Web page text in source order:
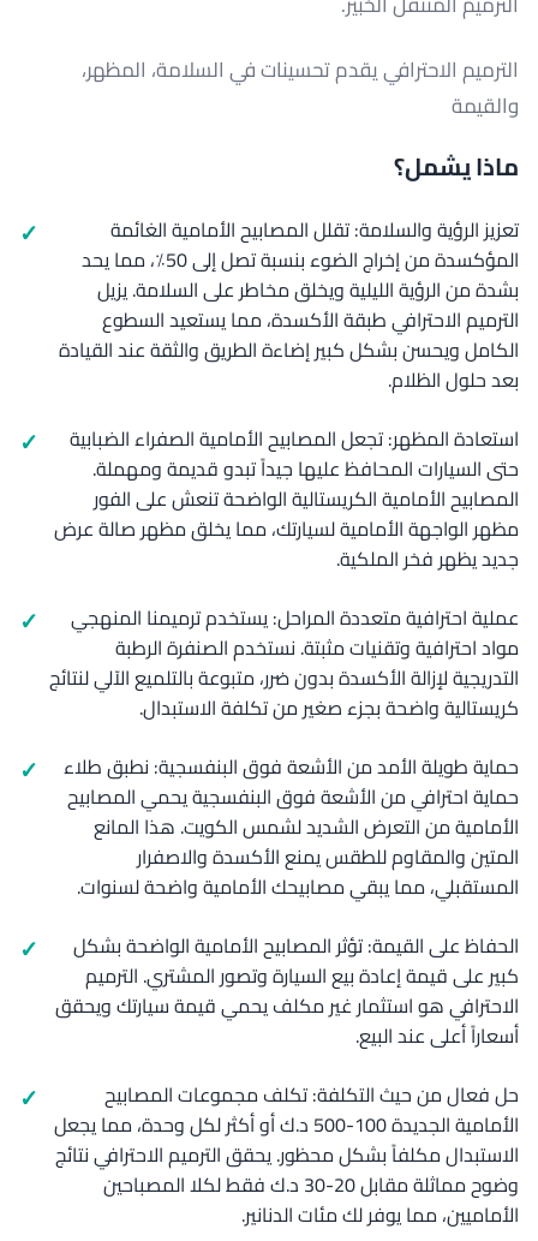
الترميم الاحترافي يقدم تحسينات في السلامة، المظهر،
والقيمة
ماذا يشمل؟
تعزيز الرؤية والسلامة: تقلل المصابيح الأمامية الغائمة
المؤكسدة من إخراج الضوء بنسبة تصل إلى 50٪، مما يحد
بشدة من الرؤية الليلية ويخلق مخاطر على السلامة. يزيل
الترميم الاحترافي طبقة الأكسدة، مما يستعيد السطوع
الكامل ويحسن بشكل كبير إضاءة الطريق والثقة عند القيادة
بعد حلول الظلام.
استعادة المظهر: تجعل المصابيح الأمامية الصفراء الضبابية
حتى السيارات المحافظ عليها جيداً تبدو قديمة ومهملة.
المصابيح الأمامية الكريستالية الواضحة تنعش على الفور
مظهر الواجهة الأمامية لسيارتك، مما يخلق مظهر صالة عرض
جديد يظهر فخر الملكية.
عملية احترافية متعددة المراحل: يستخدم ترميمنا المنهجي
مواد احترافية وتقنيات مثبتة. نستخدم الصنفرة الرطبة
التدريجية لإزالة الأكسدة بدون ضرر، متبوعة بالتلميع الآلي لنتائج
كريستالية واضحة بجزء صغير من تكلفة الاستبدال.
حماية طويلة الأمد من الأشعة فوق البنفسجية: نطبق طلاء
حماية احترافي من الأشعة فوق البنفسجية يحمي المصابيح
الأمامية من التعرض الشديد لشمس الكويت. هذا المانع
المتين والمقاوم للطقس يمنع الأكسدة والاصفرار
المستقبلي، مما يبقي مصابيحك الأمامية واضحة لسنوات.
الحفاظ على القيمة: تؤثر المصابيح الأمامية الواضحة بشكل
كبير على قيمة إعادة بيع السيارة وتصور المشتري. الترميم
الاحترافي هو استثمار غير مكلف يحمي قيمة سيارتك ويحقق
أسعاراً أعلى عند البيع.
حل فعال من حيث التكلفة: تكلف مجموعات المصابيح
الأمامية الجديدة 100-500 د.ك أو أكثر لكل وحدة، مما يجعل
الاستبدال مكلفاً بشكل محظور. يحقق الترميم الاحترافي نتائج
وضوح مماثلة مقابل 20-30 د.ك فقط لكلا المصباحين
الأماميين، مما يوفر لك مئات الدنانير.